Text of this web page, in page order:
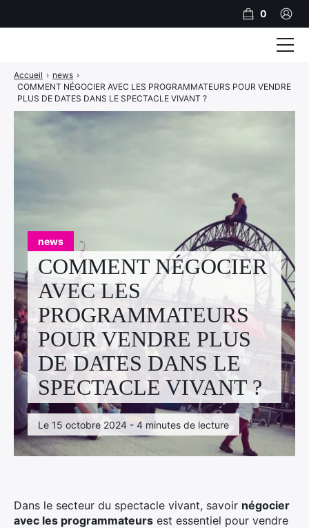
news
COMMENT NÉGOCIER
AVEC LES
PROGRAMMATEURS
POUR VENDRE PLUS
DE DATES DANS LE
SPECTACLE VIVANT ?
Le 15 octobre 2024 - 4 minutes de lecture
Accueil › news ›
COMMENT NÉGOCIER AVEC LES PROGRAMMATEURS POUR VENDRE
PLUS DE DATES DANS LE SPECTACLE VIVANT ?
Dans le secteur du spectacle vivant, savoir négocier
avec les programmateurs est essentiel pour vendre
0
Formations
Facebook
Linkedin
Instagram